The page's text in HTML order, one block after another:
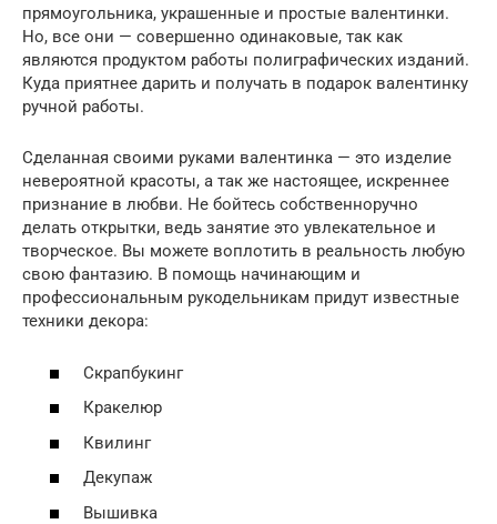
прямоугольника, украшенные и простые валентинки.
Но, все они — совершенно одинаковые, так как
являются продуктом работы полиграфических изданий.
Куда приятнее дарить и получать в подарок валентинку
ручной работы.
Сделанная своими руками валентинка — это изделие
невероятной красоты, а так же настоящее, искреннее
признание в любви. Не бойтесь собственноручно
делать открытки, ведь занятие это увлекательное и
творческое. Вы можете воплотить в реальность любую
свою фантазию. В помощь начинающим и
профессиональным рукодельникам придут известные
техники декора:
Скрапбукинг
Кракелюр
Квилинг
Декупаж
Вышивка